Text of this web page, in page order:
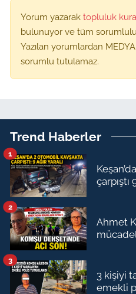
Yorum yazarak topluluk
bulunuyor ve tüm
Yazılan yorumlardan
sorumlu tutulamaz.
Trend Haberler
çarpıştı
1
Ahmet
2
3 kişiyi
emekli
3